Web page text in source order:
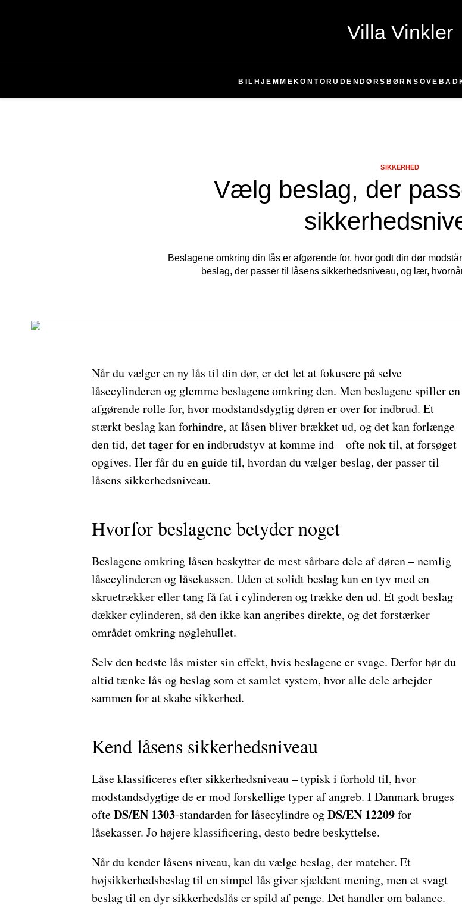
Villa Vinkler
BIL HJEMMEKONTORUDENDØRS BØRNSOVE BAD
Vælg beslag, der
SIKKERHED
Beslagene omkring din lås er afgørende for, hvor godt din dør
beslag, der passer til låsens sikkerhedsniveau, og lær,
Når du vælger en ny lås til din dør, er det let at fokusere på selve
låsecylinderen og glemme beslagene omkring den. Men beslagene spiller en
afgørende rolle for, hvor modstandsdygtig døren er over for indbrud. Et
stærkt beslag kan forhindre, at låsen bliver brækket ud, og det kan forlænge
den tid, det tager for en indbrudstyv at komme ind – ofte nok til, at forsøget
opgives. Her får du en guide til, hvordan du vælger beslag, der passer til
låsens sikkerhedsniveau.
Hvorfor beslagene betyder noget
Beslagene omkring låsen beskytter de mest sårbare dele af døren – nemlig
låsecylinderen og låsekassen. Uden et solidt beslag kan en tyv med en
skruetrækker eller tang få fat i cylinderen og trække den ud. Et godt beslag
dækker cylinderen, så den ikke kan angribes direkte, og det forstærker
området omkring nøglehullet.
Selv den bedste lås mister sin effekt, hvis beslagene er svage. Derfor bør du
altid tænke lås og beslag som et samlet system, hvor alle dele arbejder
sammen for at skabe sikkerhed.
Kend låsens sikkerhedsniveau
Låse klassificeres efter sikkerhedsniveau – typisk i forhold til, hvor
modstandsdygtige de er mod forskellige typer af angreb. I Danmark bruges
ofteDS/EN 1303-standarden for låsecylindre ogDS/EN 12209for
låsekasser. Jo højere klassificering, desto bedre beskyttelse.
Når du kender låsens niveau, kan du vælge beslag, der matcher. Et
højsikkerhedsbeslag til en simpel lås giver sjældent mening, men et svagt
beslag til en dyr sikkerhedslås er spild af penge. Det handler om balance.